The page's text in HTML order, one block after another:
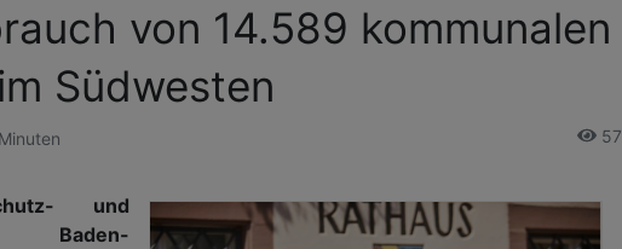
von 14.589 kommunalen
Südwesten
57
und
Baden-